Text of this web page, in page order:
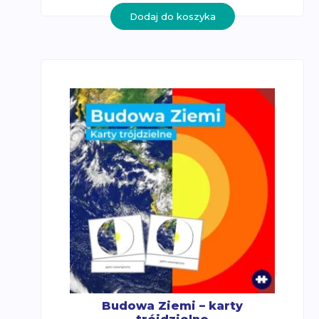
Dodaj do koszyka
Budowa Ziemi – karty